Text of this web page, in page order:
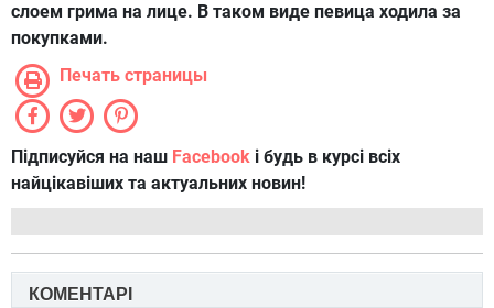
слоем грима на лице. В таком виде певица ходила за
покупками.
Печать страницы
Підписуйся на наш Facebook і будь в курсі всіх
найцікавіших та актуальних новин!
КОМЕНТАРІ